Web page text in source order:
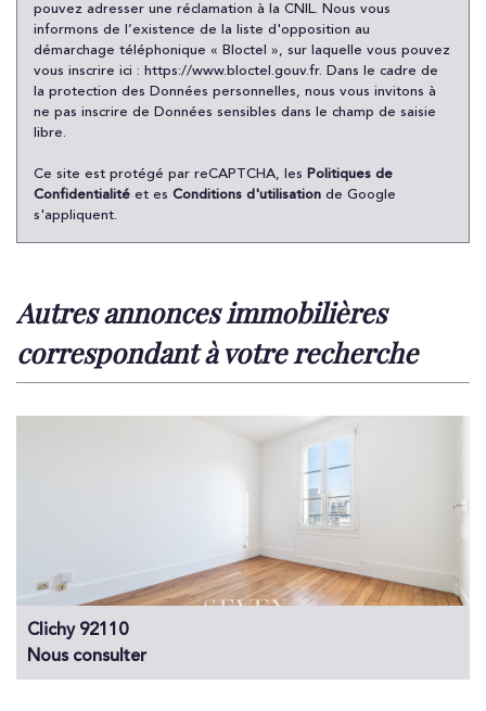
Familles avec 3 enfants
pouvez adresser une réclamation à la CNIL. Nous vous
informons de l’existence de la liste d'opposition au
démarchage téléphonique « Bloctel », sur laquelle vous pouvez
vous inscrire ici : https://www.bloctel.gouv.fr. Dans le cadre de
la protection des Données personnelles, nous vous invitons à
ne pas inscrire de Données sensibles dans le champ de saisie
libre.
Ce site est protégé par reCAPTCHA, les Politiques de
Confidentialité et es Conditions d'utilisation de Google
s'appliquent.
autres annonces immobilières
correspondant à votre recherche
Clichy 92110
Nous consulter